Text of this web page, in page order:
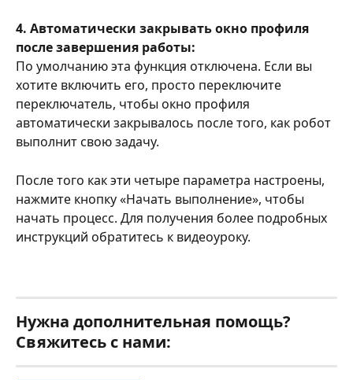
4. Автоматически закрывать окно профиля
после завершения работы:
По умолчанию эта функция отключена. Если вы
хотите включить его, просто переключите
переключатель, чтобы окно профиля
автоматически закрывалось после того, как робот
выполнит свою задачу.
После того как эти четыре параметра настроены,
нажмите кнопку «Начать выполнение», чтобы
начать процесс. Для получения более подробных
инструкций обратитесь к видеоуроку.
Нужна дополнительная помощь?
Свяжитесь с нами: